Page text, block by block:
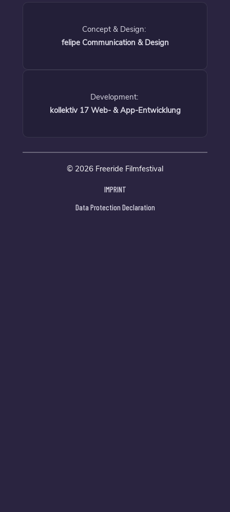
Concept & Design:
felipe Communication & Design
Development:
kollektiv 17 Web- & App-Entwicklung
© 2026 Freeride Filmfestival
IMPRINT
Data Protection Declaration